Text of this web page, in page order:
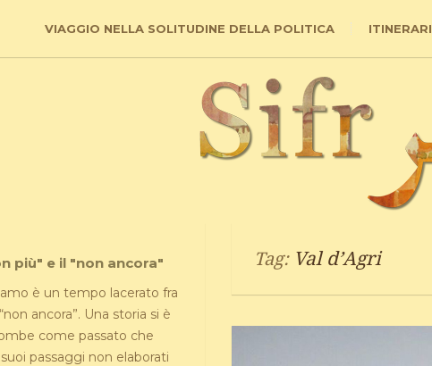
VIAGGIO NELLA SOLITUDINE DELLA POLITICA ITINERARI
Tag: Val d’Agri
più" e il "non ancora"
è un tempo lacerato fra
ancora”. Una storia si è
come passato che
passaggi non elaborati